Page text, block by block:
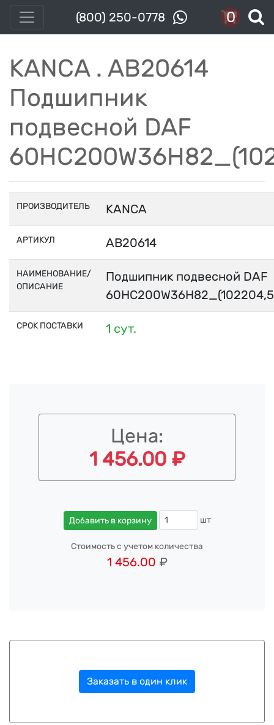
(800) 250-0778 0
KANCA . AB20614
Подшипник
подвесной DAF
ПРОИЗВОДИТЕЛЬ KANCA
АРТИКУЛ AB20614
НАИМЕНОВАНИЕ/
ОПИСАНИЕ
Подшипник подвесной DAF
СРОК ПОСТАВКИ 1 сут.
Цена:
1 456.00 ₽
Добавить в корзину шт
Стоимость с учетом количества
1 456.00 ₽
Заказать в один клик